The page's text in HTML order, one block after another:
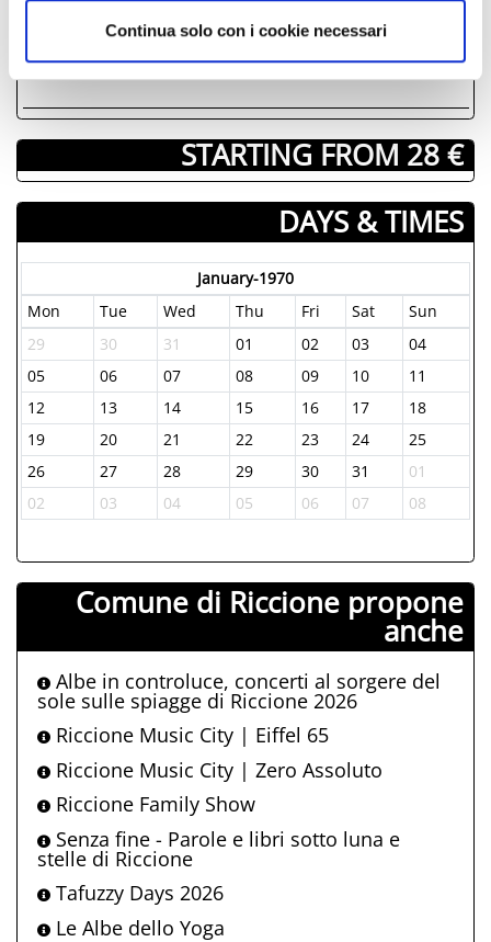
Continua solo con i cookie necessari
STARTING FROM 28 €
DAYS & TIMES
January-1970
Mon
Tue Wed Thu Fri Sat
Sun
29
30 31 01 02 03
04
05
06 07 08 09 10
11
12
13 14 15 16 17
18
19
20 21 22 23 24
25
26
27 28 29 30 31
01
02
03 04 05 06 07 08
Comune di Riccione propone
anche
Albe in controluce, concerti al sorgere del
sole sulle spiagge di Riccione 2026
Riccione Music City | Eiffel 65
Riccione Music City | Zero Assoluto
Riccione Family Show
Senza fine - Parole e libri sotto luna e
stelle di Riccione
Tafuzzy Days 2026
Le Albe dello Yoga